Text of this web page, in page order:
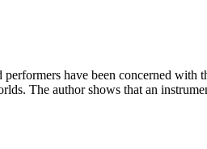
have been concerned
The author shows that an